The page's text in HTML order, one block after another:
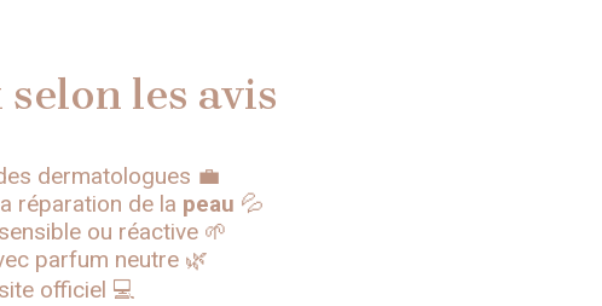
les avis
dermatologues 💼
réparation de la peau 💦
sensible ou réactive 🌱
parfum neutre 🌿
officiel 💻